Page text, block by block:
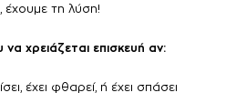
τη λύση!
χρειάζεται επισκευή αν:
έχει φθαρεί, ή έχει σπάσει